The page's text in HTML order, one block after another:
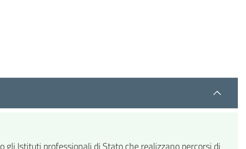
o gli Istituti professionali di Stato che realizzano percorsi di